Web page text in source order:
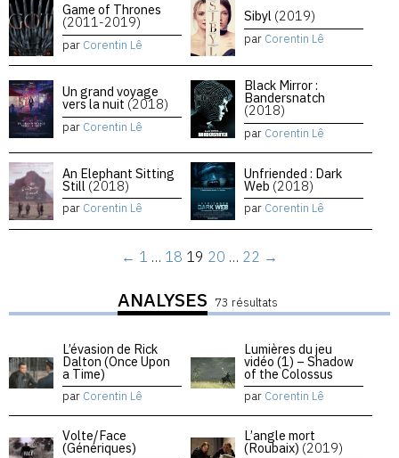
Game of Thrones
(2011-2019)
par Corentin Lê
Sibyl (2019)
par Corentin Lê
Un grand voyage
vers la nuit (2018)
par Corentin Lê
Black Mirror :
Bandersnatch
(2018)
par Corentin Lê
An Elephant Sitting
Still (2018)
par Corentin Lê
Unfriended : Dark
Web (2018)
par Corentin Lê
← 1 … 18 19 20 … 22 →
ANALYSES 73 résultats
L’évasion de Rick
Dalton (Once Upon
a Time)
par Corentin Lê
Lumières du jeu
vidéo (1) – Shadow
of the Colossus
par Corentin Lê
Volte/Face
(Génériques)
L’angle mort
(Roubaix) (2019)